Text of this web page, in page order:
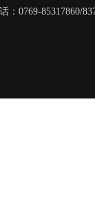
：0769-85317860/